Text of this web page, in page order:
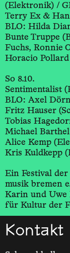
(Elektronik) /
Terry Ex &
BLO: Hilda
Bunte Truppe
Fuchs, Ronnie
Horacio
So 8.10.
Sentimentalist
BLO: Axel
Fritz Hauser
Tobias
Michael
Alice Kemp
Kris Kuldkepp
Ein Festival
musik bremen
Karin und Uwe
für Kultur der
Kontakt